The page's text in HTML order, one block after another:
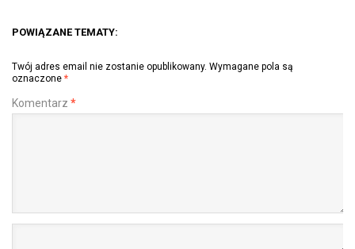
POWIĄZANE TEMATY:
Twój adres email nie zostanie opublikowany. Wymagane pola są
oznaczone *
Komentarz *